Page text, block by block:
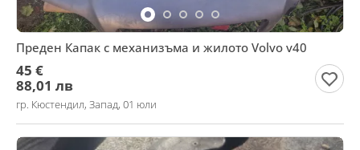
Преден Капак с механизъма и жилото Volvo v40
45 €
88,01 лв
гр. Кюстендил, Запад, 01 юли